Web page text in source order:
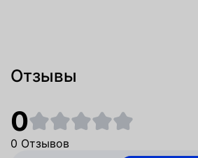
Отзывы
0
0 Отзывов